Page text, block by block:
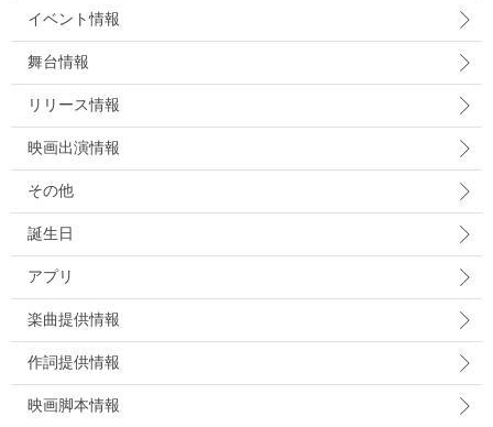
イベント情報
舞台情報
リリース情報
映画出演情報
その他
誕生日
アプリ
楽曲提供情報
作詞提供情報
映画脚本情報